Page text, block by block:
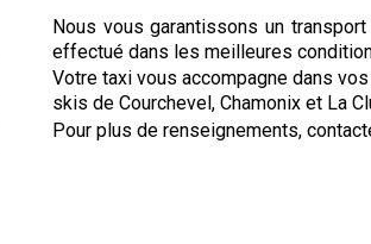
Nous vous garantissons un
effectué dans les meilleures
Votretaxi vous accompagne dans vos
skis de Courchevel, Chamonix et La
Pour plus de renseignements,